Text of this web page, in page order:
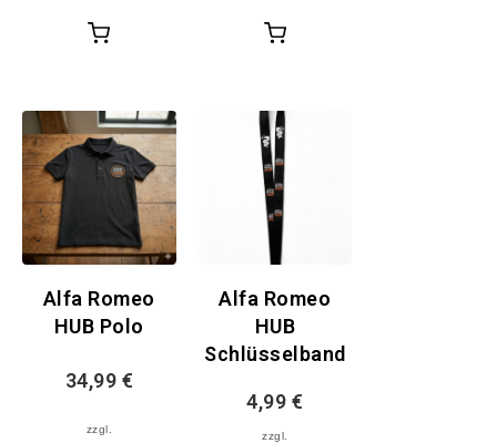
Alfa Romeo
HUB Polo
34,99 €
zzgl.
Alfa Romeo
HUB
Schlüsselband
4,99 €
zzgl.